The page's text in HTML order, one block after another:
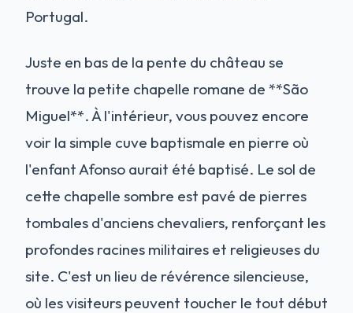
Portugal.
Juste en bas de la pente du château se
trouve la petite chapelle romane de **São
Miguel**. À l'intérieur, vous pouvez encore
voir la simple cuve baptismale en pierre où
l'enfant Afonso aurait été baptisé. Le sol de
cette chapelle sombre est pavé de pierres
tombales d'anciens chevaliers, renforçant les
profondes racines militaires et religieuses du
site. C'est un lieu de révérence silencieuse,
où les visiteurs peuvent toucher le tout début